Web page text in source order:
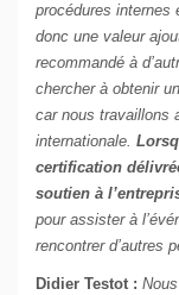
procédures internes
donc une valeur
recommandé à
chercher à obtenir
car nous travaillons
internationale.
certification
soutien à
pour assister à
rencontrer d’autres
Didier Testot :